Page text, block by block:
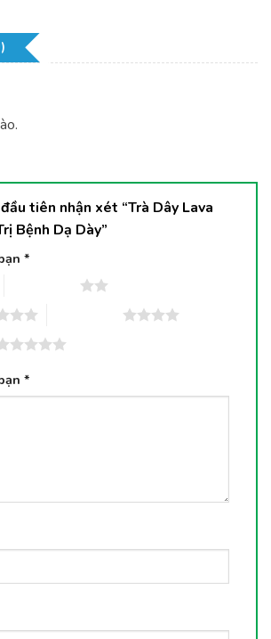
tiên nhận xét “Trà Dây Lava
Bệnh Dạ Dày”
*
*